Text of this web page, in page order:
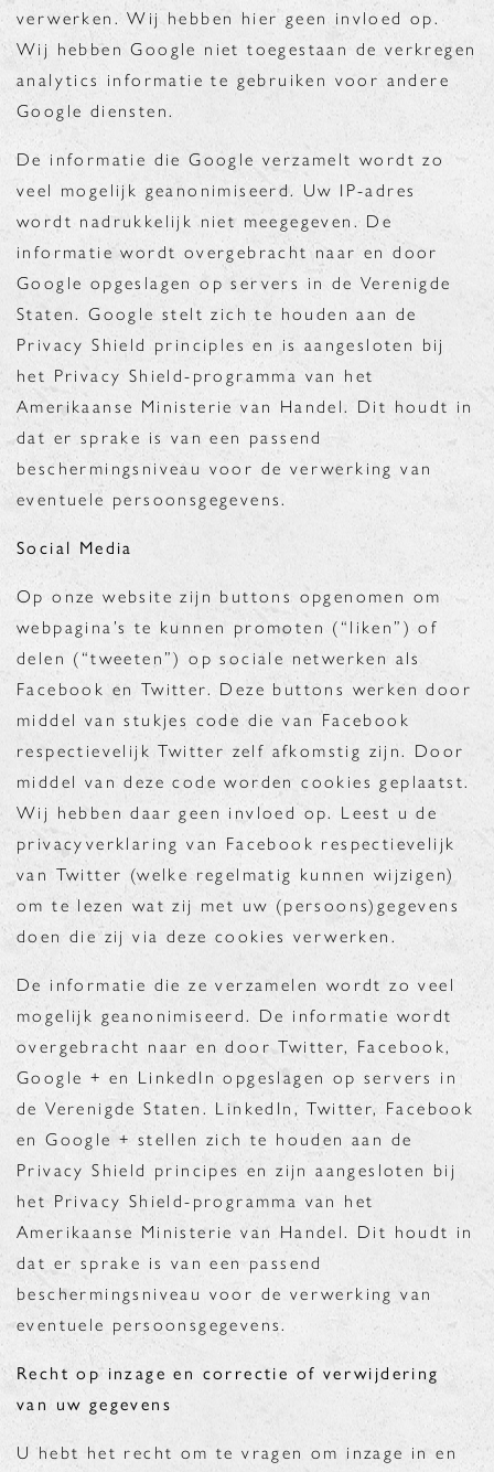
verwerken. Wij hebben hier geen invloed op.
Wij hebben Google niet toegestaan de verkregen
analytics informatie te gebruiken voor andere
Google diensten.
De informatie die Google verzamelt wordt zo
veel mogelijk geanonimiseerd. Uw IP-adres
wordt nadrukkelijk niet meegegeven. De
informatie wordt overgebracht naar en door
Google opgeslagen op servers in de Verenigde
Staten. Google stelt zich te houden aan de
Privacy Shield principles en is aangesloten bij
het Privacy Shield-programma van het
Amerikaanse Ministerie van Handel. Dit houdt in
dat er sprake is van een passend
beschermingsniveau voor de verwerking van
eventuele persoonsgegevens.
Social Media
Op onze website zijn buttons opgenomen om
webpagina’s te kunnen promoten (“liken”) of
delen (“tweeten”) op sociale netwerken als
Facebook en Twitter. Deze buttons werken door
middel van stukjes code die van Facebook
respectievelijk Twitter zelf afkomstig zijn. Door
middel van deze code worden cookies geplaatst.
Wij hebben daar geen invloed op. Leest u de
privacyverklaring van Facebook respectievelijk
van Twitter (welke regelmatig kunnen wijzigen)
om te lezen wat zij met uw (persoons)gegevens
doen die zij via deze cookies verwerken.
De informatie die ze verzamelen wordt zo veel
mogelijk geanonimiseerd. De informatie wordt
overgebracht naar en door Twitter, Facebook,
Google + en LinkedIn opgeslagen op servers in
de Verenigde Staten. LinkedIn, Twitter, Facebook
en Google + stellen zich te houden aan de
Privacy Shield principes en zijn aangesloten bij
het Privacy Shield-programma van het
Amerikaanse Ministerie van Handel. Dit houdt in
dat er sprake is van een passend
beschermingsniveau voor de verwerking van
eventuele persoonsgegevens.
Recht op inzage en correctie of verwijdering
van uw gegevens
U hebt het recht om te vragen om inzage in en